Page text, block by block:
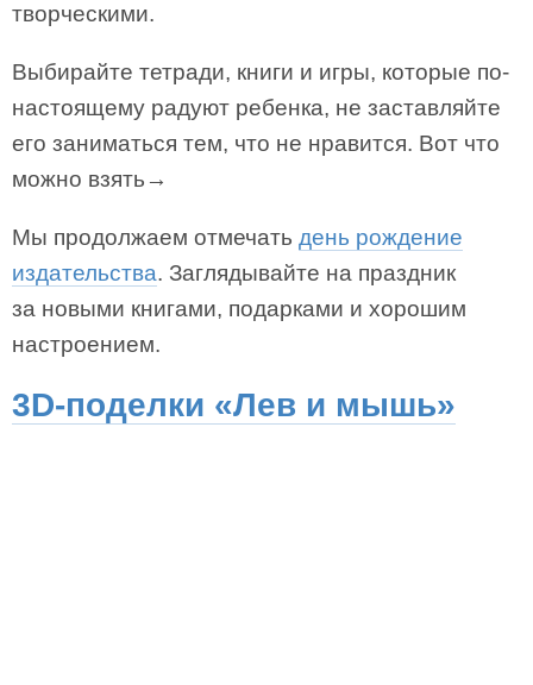
творческими.
Выбирайте тетради, книги и игры, которые по-
настоящему радуют ребенка, не заставляйте
его заниматься тем, что не нравится. Вот что
можно взять→
Мы продолжаем отмечать день рождение
издательства. Заглядывайте на праздник
за новыми книгами, подарками и хорошим
настроением.
3D-поделки «Лев и мышь»